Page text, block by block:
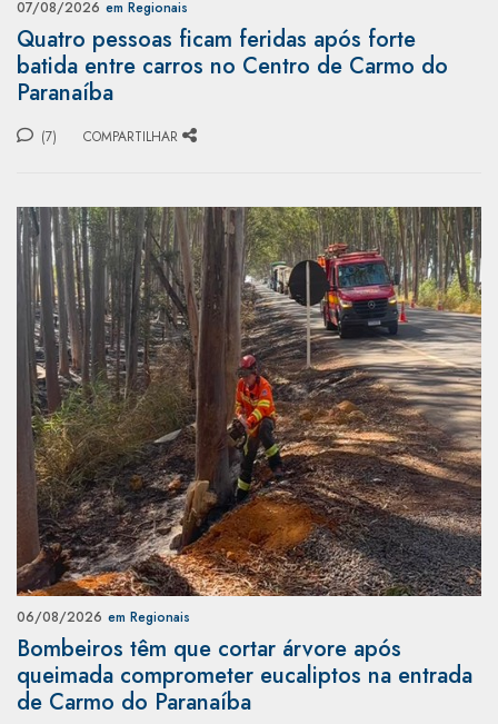
07/08/2026 em Regionais
Quatro pessoas ficam feridas após forte
batida entre carros no Centro de Carmo do
Paranaíba
(7) COMPARTILHAR
06/08/2026 em Regionais
Bombeiros têm que cortar árvore após
queimada comprometer eucaliptos na entrada
de Carmo do Paranaíba